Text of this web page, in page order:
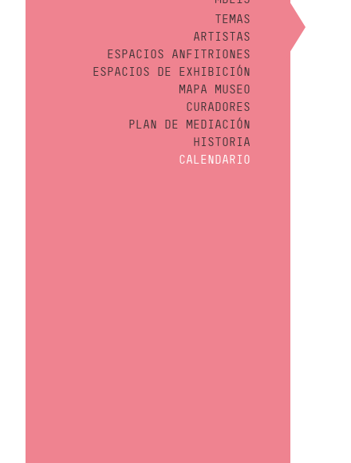
TEMAS
ARTISTAS
ESPACIOS ANFITRIONES
ESPACIOS DE EXHIBICIÓN
MAPA MUSEO
CURADORES
PLAN DE MEDIACIÓN
HISTORIA
CALENDARIO